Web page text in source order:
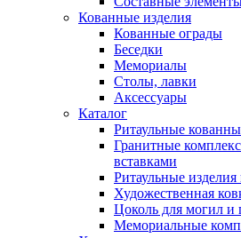
Кованные изделия
Кованные ограды
Беседки
Мемориалы
Столы, лавки
Аксессуары
Каталог
Ритаульные
Гранитные
вставками
Ритаульные изделия
Художественная
Цоколь для могил и
Мемориальные